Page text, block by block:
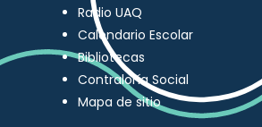
Radio UAQ
Calendario Escolar
Bibliotecas
Contraloría Social
Mapa de sitio